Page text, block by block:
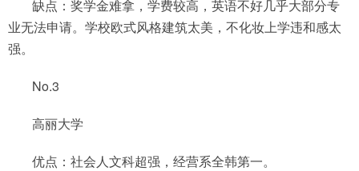
缺点：奖学金难拿，学费较高，英语不好几乎大部分专
业无法申请。学校欧式风格建筑太美，不化妆上学违和感太
强。
No.3
高丽大学
优点：社会人文科超强，经营系全韩第一。